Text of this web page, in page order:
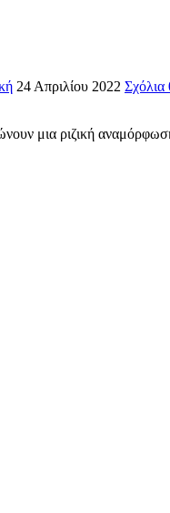
24 Απριλίου 2022 Σχόλια
μια ριζική